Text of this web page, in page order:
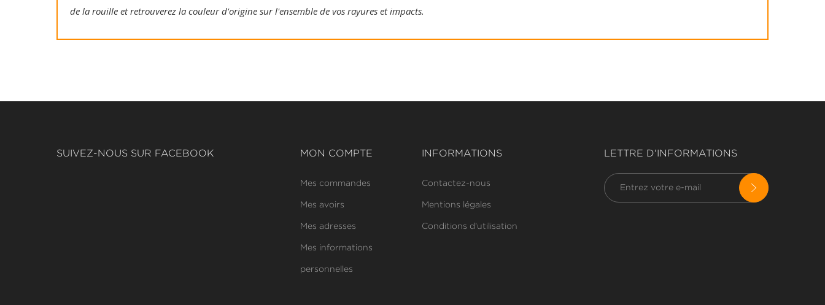
de la rouille et retrouverez la couleur d'origine sur l'ensemble de vos rayures et impacts.
SUIVEZ-NOUS SUR FACEBOOK MON COMPTE
Mes commandes
Mes avoirs
Mes adresses
Mes informations
personnelles
INFORMATIONS
Contactez-nous
Mentions légales
Conditions d'utilisation
LETTRE D'INFORMATIONS